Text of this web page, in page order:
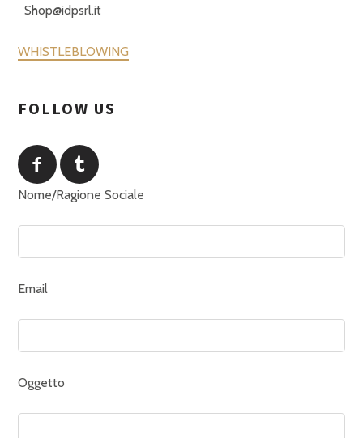
Shop@idpsrl.it
WHISTLEBLOWING
FOLLOW US
Nome/Ragione Sociale
Email
Oggetto